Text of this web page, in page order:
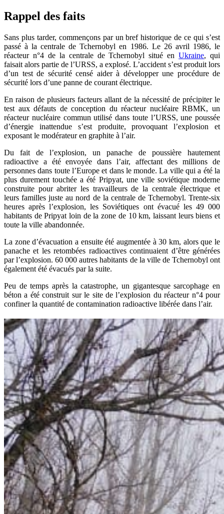
Rappel des faits
Sans plus tarder, commençons par un bref historique de ce qui s’est
passé à la centrale de Tchernobyl en 1986. Le 26 avril 1986, le
réacteur n°4 de la centrale de Tchernobyl situé enUkraine, qui
faisait alors partie de l’URSS, a explosé. L’accident s’est produit lors
d’un test de sécurité censé aider à développer une procédure de
sécurité lors d’une panne de courant électrique.
En raison de plusieurs facteurs allant de la nécessité de précipiter le
test aux défauts de conception du réacteur nucléaire RBMK, un
réacteur nucléaire commun utilisé dans toute l’URSS, une poussée
d’énergie inattendue s’est produite, provoquant l’explosion et
exposant le modérateur en graphite à l’air.
Du fait de l’explosion, un panache de poussière hautement
radioactive a été envoyée dans l’air, affectant des millions de
personnes dans toute l’Europe et dans le monde. La ville qui a été la
plus durement touchée a été Pripyat, une ville soviétique moderne
construite pour abriter les travailleurs de la centrale électrique et
leurs familles juste au nord de la centrale de Tchernobyl. Trente-six
heures après l’explosion, les Soviétiques ont évacué les 49 000
habitants de Pripyat loin de la zone de 10 km, laissant leurs biens et
toute la ville abandonnée.
La zone d’évacuation a ensuite été augmentée à 30 km, alors que le
panache et les retombées radioactives continuaient d’être générées
par l’explosion. 60 000 autres habitants de la ville de Tchernobyl ont
également été évacués par la suite.
Peu de temps après la catastrophe, un gigantesque sarcophage en
béton a été construit sur le site de l’explosion du réacteur n°4 pour
confiner la quantité de contamination radioactive libérée dans l’air.